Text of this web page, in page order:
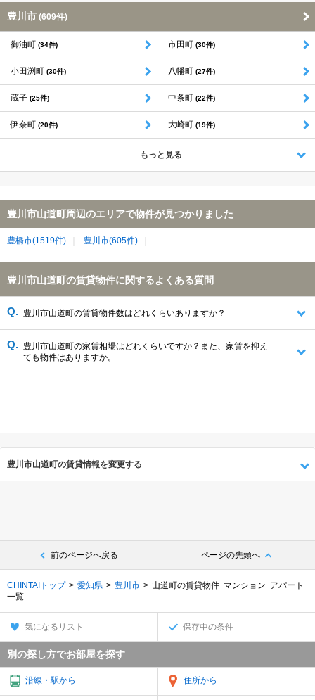
豊川市 (609件)
御油町 (34件) 市田町 (30件)
小田渕町 (30件) 八幡町 (27件)
蔵子 (25件) 中条町 (22件)
伊奈町 (20件) 大崎町 (19件)
もっと見る
豊川市山道町周辺のエリアで物件が見つかりました
豊橋市(1519件) 豊川市(605件)
豊川市山道町の賃貸物件に関するよくある質問
豊川市山道町の賃貸物件数はどれくらいありますか？
豊川市山道町の家賃相場はどれくらいですか？また、家賃を抑え
ても物件はありますか。
豊川市山道町の賃貸情報を変更する
前のページへ戻る ページの先頭へ
CHINTAIトップ 愛知県 豊川市
山道町の賃貸物件･マンション･アパート
一覧
気になるリスト 保存中の条件
別の探し方でお部屋を探す
沿線・駅から 住所から